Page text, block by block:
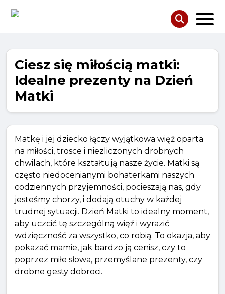
Ciesz się miłością matki:
Idealne prezenty na Dzień
Matki
Matkę i jej dziecko łączy wyjątkowa więź oparta
na miłości, trosce i niezliczonych drobnych
chwilach, które kształtują nasze życie. Matki są
często niedocenianymi bohaterkami naszych
codziennych przyjemności, pocieszają nas, gdy
jesteśmy chorzy, i dodają otuchy w każdej
trudnej sytuacji. Dzień Matki to idealny moment,
aby uczcić tę szczególną więź i wyrazić
wdzięczność za wszystko, co robią. To okazja, aby
pokazać mamie, jak bardzo ją cenisz, czy to
poprzez miłe słowa, przemyślane prezenty, czy
drobne gesty dobroci.